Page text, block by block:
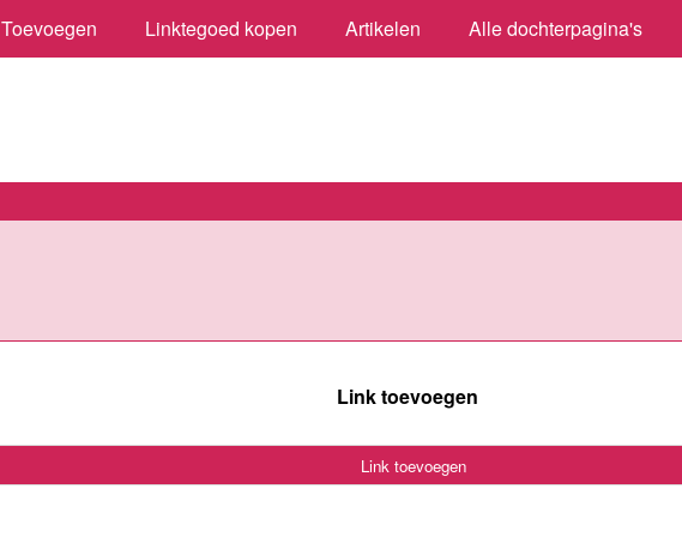
Toevoegen Linktegoed kopen Artikelen Alle dochterpagina's
Link toevoegen
Link toevoegen